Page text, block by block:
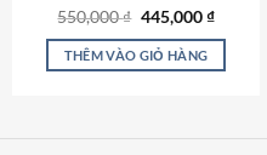
Được xếp
hạng5.00
5 sao
550,000₫ Giá
là:
550,000 ₫.
445,000₫Giá
tại
THÊM VÀO GIỎ HÀNG